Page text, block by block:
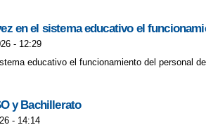
en el sistema educativo el
- 12:29
educativo el funcionamiento del personal
y Bachillerato
- 14:14